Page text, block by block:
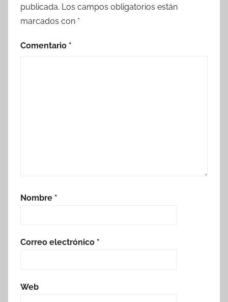
publicada. Los campos obligatorios están
marcados con *
Comentario *
Nombre *
Correo electrónico *
Web